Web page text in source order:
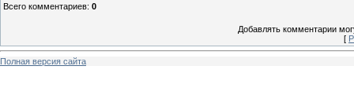
Всего комментариев: 0
Добавлять комментарии
[
Полная версия сайта